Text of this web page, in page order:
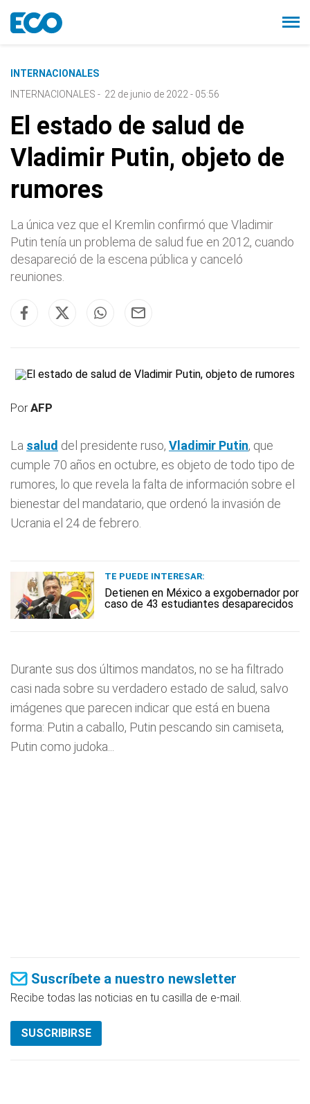
INTERNACIONALES
INTERNACIONALES - 22 de junio de 2022 - 05:56
El estado de salud de
Vladimir Putin, objeto de
rumores
La única vez que el Kremlin confirmó que Vladimir
Putin tenía un problema de salud fue en 2012, cuando
desapareció de la escena pública y canceló
reuniones.
PorAFP
La salud del presidente ruso, Vladimir Putin, que
cumple 70 años en octubre, es objeto de todo tipo de
rumores, lo que revela la falta de información sobre el
bienestar del mandatario, que ordenó la invasión de
Ucrania el 24 de febrero.
TE PUEDE INTERESAR:
Detienen en México a exgobernador por
caso de 43 estudiantes desaparecidos
Durante sus dos últimos mandatos, no se ha filtrado
casi nada sobre su verdadero estado de salud, salvo
imágenes que parecen indicar que está en buena
forma: Putin a caballo, Putin pescando sin camiseta,
Putin como judoka...
Suscríbete a nuestro newsletter
Recibe todas las noticias en tu casilla de e-mail.
SUSCRIBIRSE